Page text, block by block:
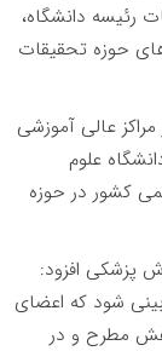
رئیسه دانشگاه،
حوزه تحقیقات
مراکز عالی آموزشی
علوم
کشور در حوزه
پزشکی افزود:
شود که اعضای
مطرح و در